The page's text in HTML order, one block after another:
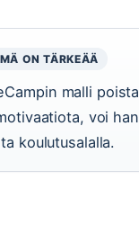
ON TÄRKEÄÄ
malli
voi
koulutusalalla.